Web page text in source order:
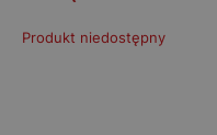
Produkt niedostępny